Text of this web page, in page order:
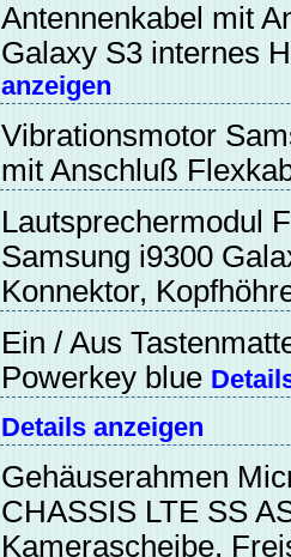
Antennenkabel mit
Galaxy S3 internes
anzeigen
Vibrationsmotor
mit Anschluß
Lautsprechermodul
Samsung i9300
Konnektor,
Ein / Aus
Powerkey blue
Details anzeigen
Gehäuserahmen
CHASSIS LTE SS
Kamerascheibe,